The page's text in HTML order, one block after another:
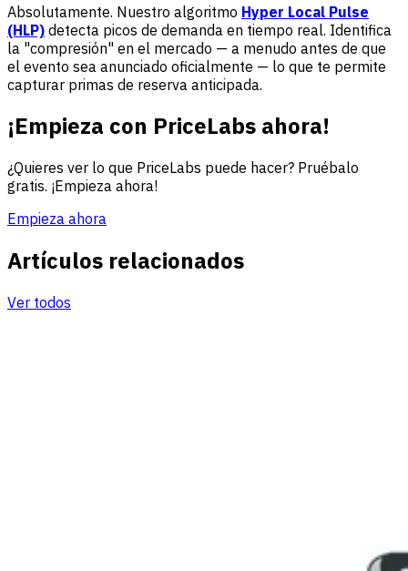
Absolutamente. Nuestro algoritmo Hyper Local Pulse
(HLP) detecta picos de demanda en tiempo real. Identifica
la "compresión" en el mercado — a menudo antes de que
el evento sea anunciado oficialmente — lo que te permite
capturar primas de reserva anticipada.
¡Empieza con PriceLabs ahora!
¿Quieres ver lo que PriceLabs puede hacer? Pruébalo
gratis. ¡Empieza ahora!
Empieza ahora
Artículos relacionados
Ver todos